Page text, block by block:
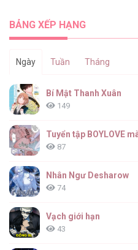
BẢNG XẾP HẠNG
Ngày Tuần Tháng
Bí Mật Thanh Xuân
149
Tuyển tập BOYLOVE
87
Nhân Ngư Desharow
74
Vạch giới hạn
43